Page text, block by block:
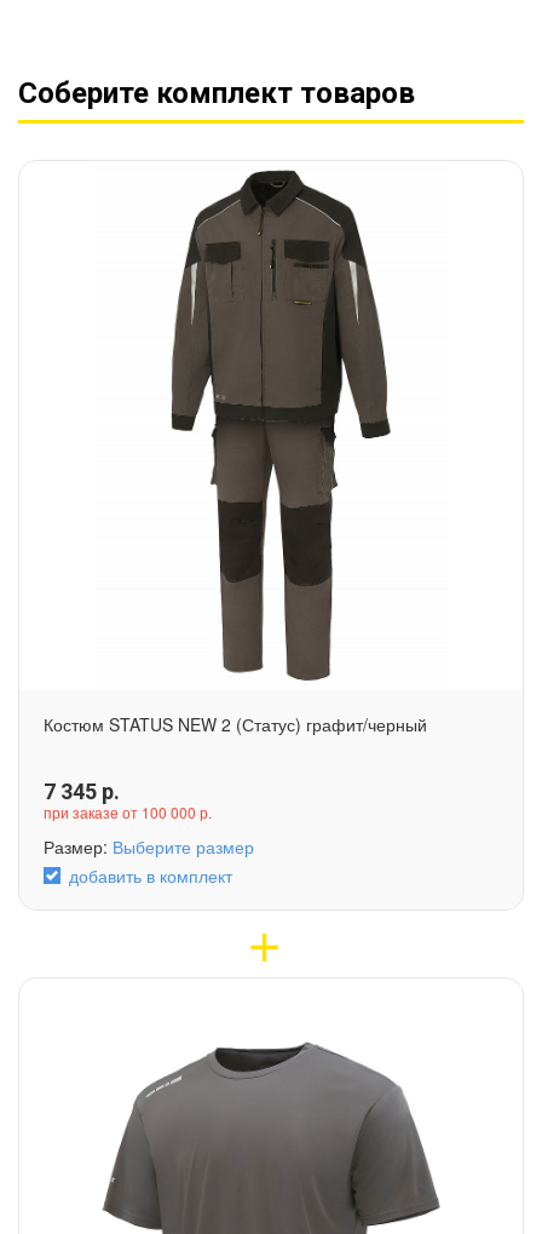
Соберите комплект товаров
Костюм STATUS NEW 2 (Статус) графит/черный
7 345 р.
при заказе от 100 000 р.
Размер: Выберите размер
добавить в комплект